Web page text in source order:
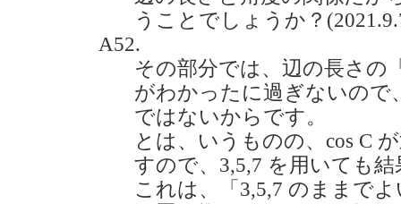
うことでしょうか？
A52.
その部分では、辺の長さの
がわかったに過ぎないので
ではないからです。
とは、いうものの、cos C
すので、3,5,7 を用いても
これは、「3,5,7 のままで